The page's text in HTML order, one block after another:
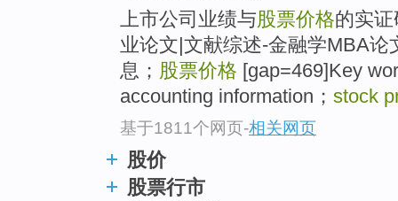
上市公司业绩与股票价格的实
业论文|文献综述-金融学MBA
息； 股票价格 [gap=469]Key
accounting information； stock
基于1811个网页-相关网页
股价
股票行市